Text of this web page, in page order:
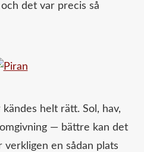
det var precis så
helt rätt. Sol, hav,
— bättre kan det
verkligen en sådan plats